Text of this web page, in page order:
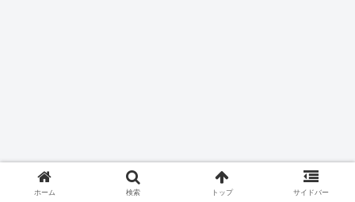
ホーム 検索 トップ サイドバー